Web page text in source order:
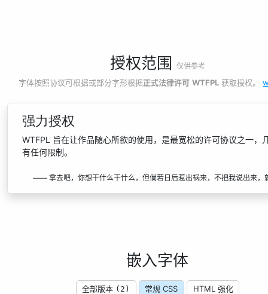
授权范围 仅供参考
字体按照协议可根据或部分字形根据正式法律许可 WTFPL 获取授权。
强力授权
WTFPL 旨在让作品随心所欲的使用，是最宽松的许可协议之一，
有任何限制。
—— 拿去吧，你想干什么干什么，但倘若日后惹出祸来，不把我说出来，
嵌入字体
全部版本 (2) 常规 CSS HTML 强化